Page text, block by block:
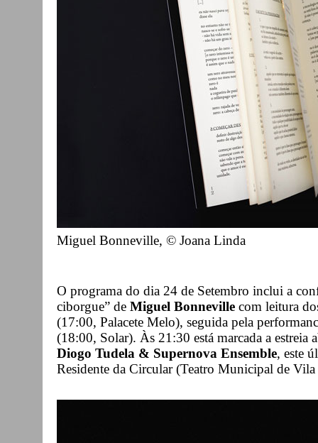
Miguel Bonneville, © Joana Linda
O programa do dia 24 de Setembro inclui a
ciborgue” de Miguel Bonneville com leitura
(17:00, Palacete Melo), seguida pela
(18:00, Solar). Às 21:30 está marcada a estreia
Diogo Tudela & Supernova Ensemble, este
Residente da Circular (Teatro Municipal de